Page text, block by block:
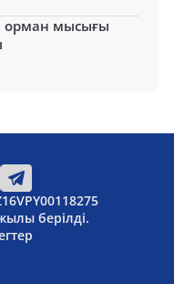
орман мысығы
берілді.